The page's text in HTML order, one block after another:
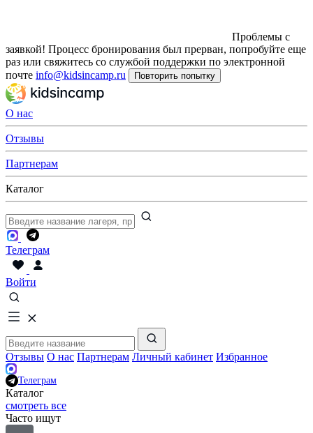
Проблемы с
заявкой! Процесс бронирования был прерван, попробуйте еще
раз или свяжитесь со службой поддержки по электронной
почте info@kidsincamp.ru Повторить попытку
О нас
Отзывы
Партнерам
Каталог
Телеграм
Войти
Отзывы О нас Партнерам Личный кабинет Избранное
Телеграм
Каталог
смотреть все
Часто ищут